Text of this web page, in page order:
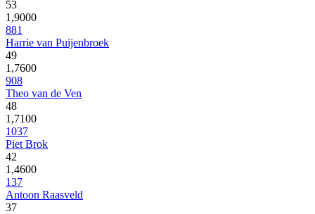
53
1,9000
881
Harrie van Puijenbroek
49
1,7600
908
Theo van de Ven
48
1,7100
1037
Piet Brok
42
1,4600
137
Antoon Raasveld
37